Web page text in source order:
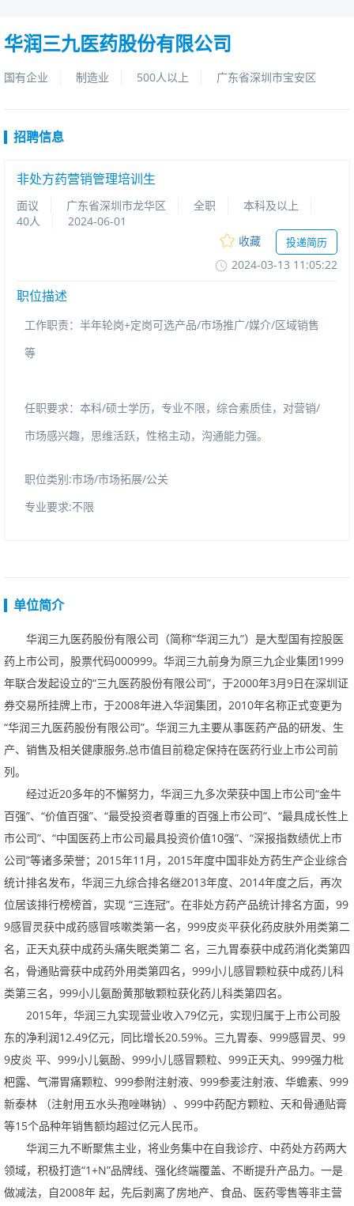
华润三九医药股份有限公司
国有企业 制造业 500人以上 广东省深圳市宝安区
招聘信息
非处方药营销管理培训生
面议 广东省深圳市龙华区 全职
本科及以上
40人
2024-06-01
收藏
投递简历
2024-03-1311:05:22
职位描述
工作职责：半年轮岗+定岗可选产品/市场推广/媒介/区域销售
等
任职要求：本科/硕士学历，专业不限，综合素质佳，对营销/
市场感兴趣，思维活跃，性格主动，沟通能力强。
职位类别:市场/市场拓展/公关
专业要求:不限
单位简介
华润三九医药股份有限公司（简称“华润三九”）是大型国有控股医
药上市公司，股票代码000999。华润三九前身为原三九企业集团1999
年联合发起设立的“三九医药股份有限公司”，于2000年3月9日在深圳证
券交易所挂牌上市，于2008年进入华润集团， 2010年名称正式变更为
“华润三九医药股份有限公司”。华润三九主要从事医药产品的研发、生
产、销售及相关健康服务,总市值目前稳定保持在医药行业上市公司前
列。
经过近20多年的不懈努力，华润三九多次荣获中国上市公司“金牛
百强”、“价值百强”、“最受投资者尊重的百强上市公司”、“最具成长性上
市公司”、“中国医药上市公司最具投资价值10强”、“深报指数绩优上市
公司”等诸多荣誉； 2015年11 月， 2015年度中国非处方药生产企业综合
统计排名发布，华润三九综合排名继2013年度、 2014年度之后，再次
位居该排行榜榜首，实现“三连冠”。在非处方药产品统计排名方面， 99
9感冒灵获中成药感冒咳嗽类第一名， 999皮炎平获化药皮肤外用类第二
名，正天丸获中成药头痛失眠类第二名，三九胃泰获中成药消化类第四
名，骨通贴膏获中成药外用类第四名， 999小儿感冒颗粒获中成药儿科
类第三名， 999小儿氨酚黄那敏颗粒获化药儿科类第四名。
2015年，华润三九实现营业收入79亿元，实现归属于上市公司股
东的净利润12.49亿元，同比增长20.59%。三九胃泰、 999感冒灵、 99
9皮炎平、 999小儿氨酚、 999小儿感冒颗粒、 999正天丸、 999强力枇
杷露、气滞胃痛颗粒、 999参附注射液、 999参麦注射液、华蟾素、 999
新泰林（注射用五水头孢唑啉钠）、 999中药配方颗粒、天和骨通贴膏
等15个品种年销售额均超过亿元人民币。
华润三九不断聚焦主业，将业务集中在自我诊疗、中药处方药两大
领域，积极打造“1+N”品牌线、强化终端覆盖、不断提升产品力。一是
做减法，自2008年起，先后剥离了房地产、食品、医药零售等非主营